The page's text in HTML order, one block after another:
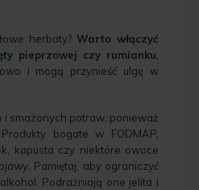
herbaty? Warto włączyć
pieprzowej czy rumianku
i mogą przynieść ulgę w
i smażonych potraw, ponieważ
bogate w FODMAP,
kapusta czy niektóre owoce
Pamiętaj, aby ograniczyć
Podrażniają one jelita i